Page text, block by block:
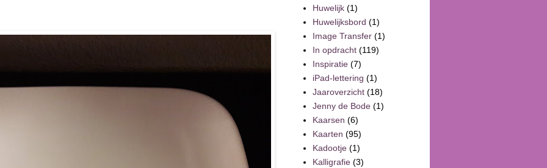
Huwelijk (1)
Huwelijksbord (1)
Image Transfer (1)
In opdracht (119)
Inspiratie (7)
iPad-lettering (1)
Jaaroverzicht (18)
Jenny de Bode (1)
Kaarsen (6)
Kaarten (95)
Kadootje (1)
Kalligrafie (3)